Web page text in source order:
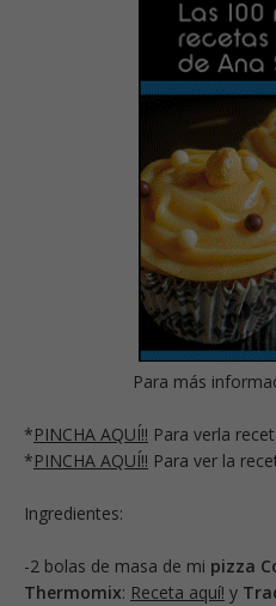
Para más
*PINCHA AQUÍ!! Para verla
*PINCHA AQUÍ!! Para ver la
Ingredientes:
-2 bolas de masa de mi pizza
Thermomix: Receta aquí! y